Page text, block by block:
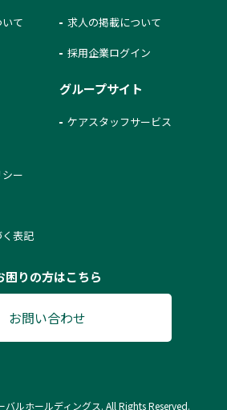
て
ー
表記
求人の掲載について
採用企業ログイン
グループサイト
ケアスタッフサービス
困りの方はこちら
お問い合わせ
ルホールディングス. All Rights Reserved.